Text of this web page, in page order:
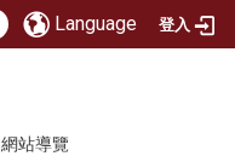
Language 登入
網站導覽